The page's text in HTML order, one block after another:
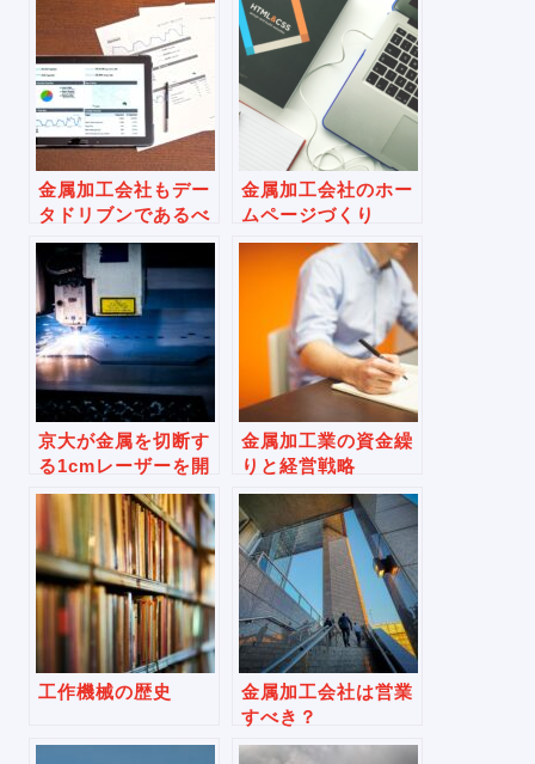
金属加工会社もデー
タドリブンであるべ
きか
金属加工会社のホー
ムページづくり
京大が金属を切断す
る1cmレーザーを開
発
金属加工業の資金繰
りと経営戦略
工作機械の歴史
金属加工会社は営業
すべき？